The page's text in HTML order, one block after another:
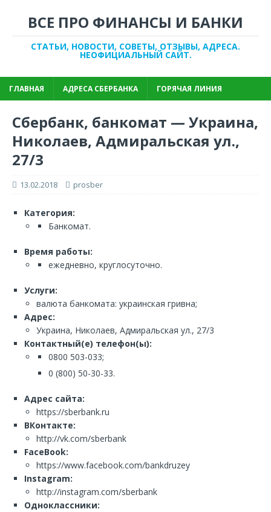
ВСЕ ПРО ФИНАНСЫ И БАНКИ
СТАТЬИ, НОВОСТИ, СОВЕТЫ, ОТЗЫВЫ, АДРЕСА.
НЕОФИЦИАЛЬНЫЙ САЙТ.
ГЛАВНАЯ АДРЕСА СБЕРБАНКА ГОРЯЧАЯ ЛИНИЯ
Сбербанк, банкомат — Украина,
Николаев, Адмиральская ул.,
27/3
13.02.2018 prosber
Категория:
Банкомат.
Время работы:
ежедневно, круглосуточно.
Услуги:
валюта банкомата: украинская гривна;
Адрес:
Украина, Николаев, Адмиральская ул., 27/3
Контактный(е) телефон(ы):
0800 503-033;
0 (800) 50-30-33.
Адрес сайта:
https://sberbank.ru
ВКонтакте:
http://vk.com/sberbank
FaceBook:
https://www.facebook.com/bankdruzey
Instagram:
http://instagram.com/sberbank
Одноклассники: